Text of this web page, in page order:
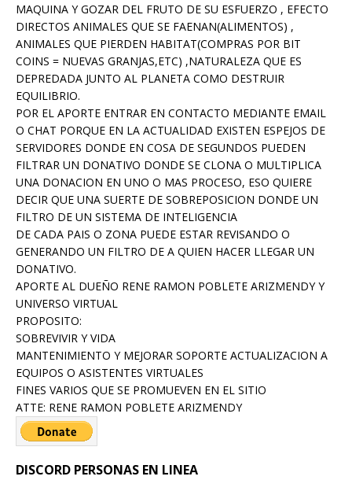
MAQUINA Y GOZAR DEL FRUTO DE SU ESFUERZO , EFECTO
DIRECTOS ANIMALES QUE SE FAENAN(ALIMENTOS) ,
ANIMALES QUE PIERDEN HABITAT(COMPRAS POR BIT
COINS = NUEVAS GRANJAS,ETC) ,NATURALEZA QUE ES
DEPREDADA JUNTO AL PLANETA COMO DESTRUIR
EQUILIBRIO.
POR EL APORTE ENTRAR EN CONTACTO MEDIANTE EMAIL
O CHAT PORQUE EN LA ACTUALIDAD EXISTEN ESPEJOS DE
SERVIDORES DONDE EN COSA DE SEGUNDOS PUEDEN
FILTRAR UN DONATIVO DONDE SE CLONA O MULTIPLICA
UNA DONACION EN UNO O MAS PROCESO, ESO QUIERE
DECIR QUE UNA SUERTE DE SOBREPOSICION DONDE UN
FILTRO DE UN SISTEMA DE INTELIGENCIA
DE CADA PAIS O ZONA PUEDE ESTAR REVISANDO O
GENERANDO UN FILTRO DE A QUIEN HACER LLEGAR UN
DONATIVO.
APORTE AL DUEÑO RENE RAMON POBLETE ARIZMENDY Y
UNIVERSO VIRTUAL
PROPOSITO:
SOBREVIVIR Y VIDA
MANTENIMIENTO Y MEJORAR SOPORTE ACTUALIZACION A
EQUIPOS O ASISTENTES VIRTUALES
FINES VARIOS QUE SE PROMUEVEN EN EL SITIO
ATTE: RENE RAMON POBLETE ARIZMENDY
DISCORD PERSONAS EN LINEA